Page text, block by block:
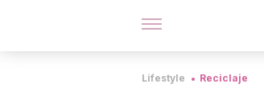
Lifestyle Reciclaje